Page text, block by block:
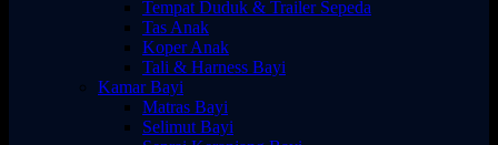
Tempat Duduk & Trailer Sepeda
Tas Anak
Koper Anak
Tali & Harness Bayi
Kamar Bayi
Matras Bayi
Selimut Bayi